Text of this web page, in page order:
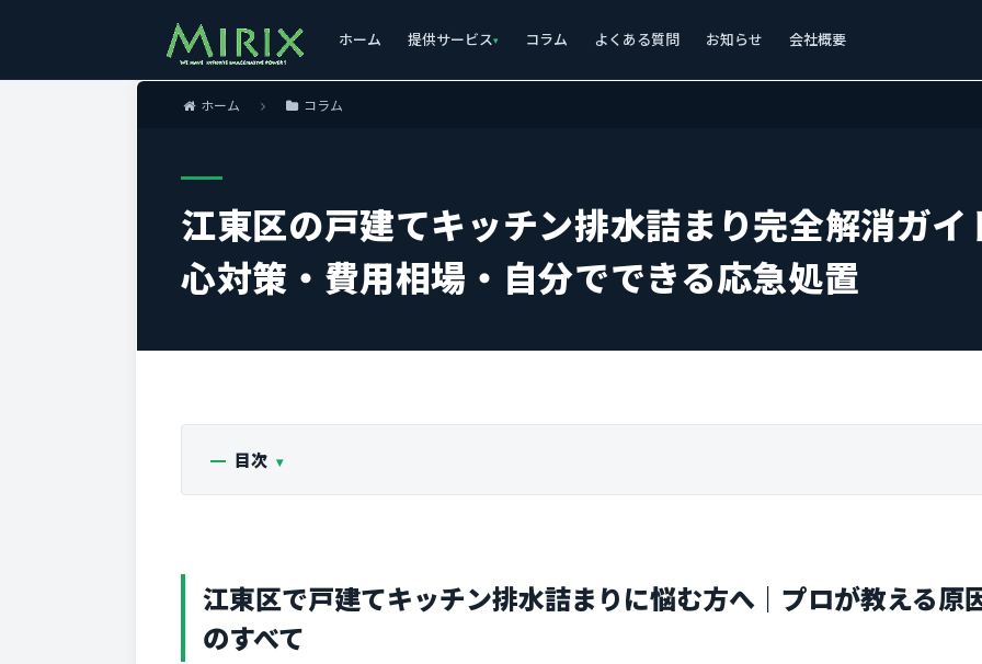
ホーム 提供サービス コラム よくある質問 お知らせ 会社概要
ホーム コラム
江東区の戸建てキッチン排水詰まり完全解消ガ
心対策・費用相場・自分でできる応急処置
目次
江東区で戸建てキッチン排水詰まりに悩む方へ｜プロが教える原
のすべて